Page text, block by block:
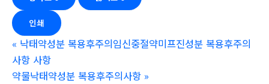
인쇄
« 낙태약성분 복용후주의임신중절약미프진성분 복용후주의
사항 사항
약물낙태약성분 복용후주의사항 »